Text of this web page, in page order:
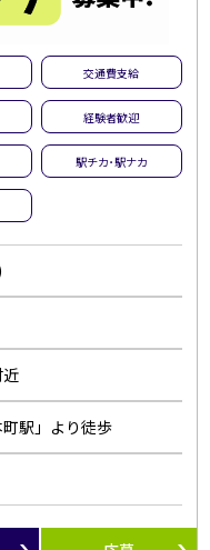
交通費支給
経験者歓迎
駅チカ･駅ナカ
駅」より徒歩